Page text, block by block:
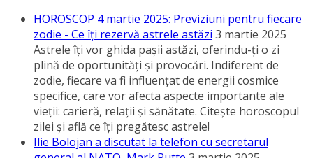
HOROSCOP 4 martie 2025: Previziuni pentru fiecare
zodie - Ce îţi rezervă astrele astăzi 3 martie 2025
Astrele îţi vor ghida paşii astăzi, oferindu-ţi o zi
plină de oportunităţi şi provocări. Indiferent de
zodie, fiecare va fi influenţat de energii cosmice
specifice, care vor afecta aspecte importante ale
vieţii: carieră, relaţii şi sănătate. Citeşte horoscopul
zilei şi află ce îţi pregătesc astrele!
Ilie Bolojan a discutat la telefon cu secretarul